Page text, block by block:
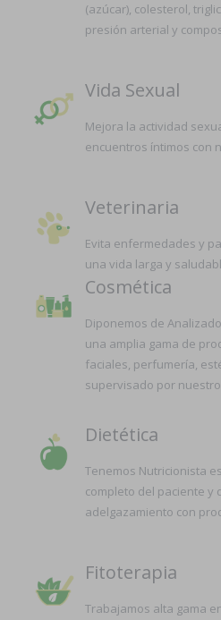
(azúcar), colesterol,
presión arterial y
Vida Sexual
Mejora la actividad
encuentros íntimos con
Veterinaria
Evita enfermedades y
una vida larga y
Cosmética
Diponemos de
una amplia gama de
faciales, perfumería,
supervisado por
Dietética
Tenemos Nutricionista
completo del paciente y
adelgazamiento con
Fitoterapia
Trabajamos alta gama